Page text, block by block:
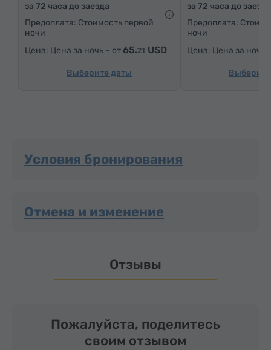
за 72 часа до заезда
Предоплата: Стоимость первой
ночи
Цена за ночь – от 65.21 USD
Выберите даты
за 72 часа до заезда
Предоплата:
ночи
Цена за ночь
Условия бронирования
Отмена и изменение
Отзывы
Пожалуйста, поделитесь
своим отзывом